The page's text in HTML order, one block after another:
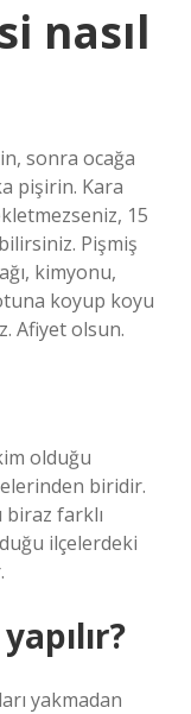
nasıl
sonra ocağa
pişirin. Kara
15
Pişmiş
kimyonu,
koyup koyu
Afiyet olsun.
olduğu
biridir.
farklı
ilçelerdeki
yakmadan